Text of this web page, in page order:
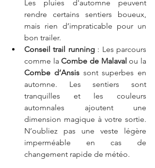
Les pluies d'automne peuvent
rendre certains sentiers boueux,
mais rien d’impraticable pour un
bon trailer.
Conseil trail running : Les parcours
comme la Combe de Malaval
Combe d’Ansis sont superbes en
automne. Les sentiers sont
tranquilles et les couleurs
automnales ajoutent une
dimension magique à votre sortie.
N’oubliez pas une veste légère
imperméable en cas de
changement rapide de météo.